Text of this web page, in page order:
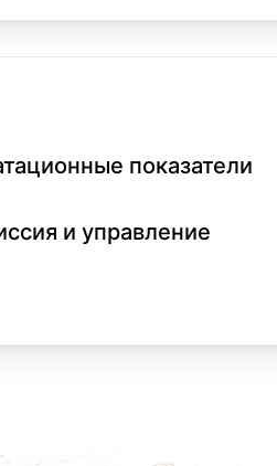
показатели
и управление